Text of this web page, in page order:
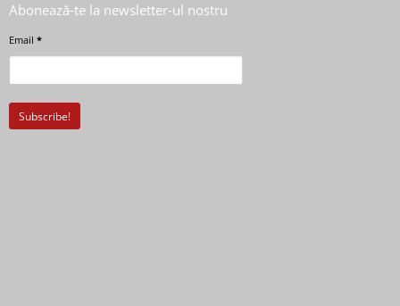
Abonează-te la newsletter-ul nostru
Email *